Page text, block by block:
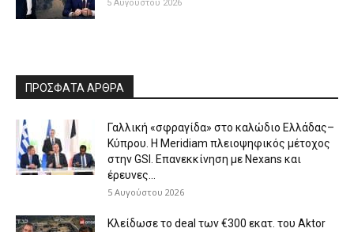
5 Αυγούστου 2026
ΠΡΟΣΦΑΤΑ ΑΡΘΡΑ
Γαλλική «σφραγίδα» στο καλώδιο Ελλάδας–
Κύπρου. Η Meridiam πλειοψηφικός μέτοχος
στην GSI. Επανεκκίνηση με Nexans και
έρευνες...
5 Αυγούστου 2026
Κλείδωσε το deal των €300 εκατ. του Aktor